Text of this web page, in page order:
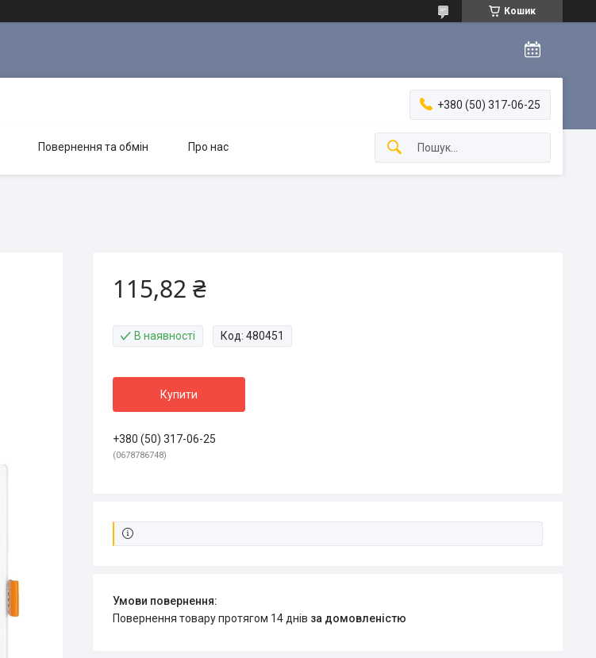
Кошик
+380 (50) 317-06-25
Повернення та обмін Про нас
115,82 ₴
В наявності Код: 480451
Купити
+380 (50) 317-06-25
0678786748
повернення товару протягом 14 днів за домовленістю